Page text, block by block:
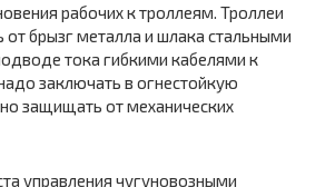
рабочих к троллеям. Троллеи
брызг металла и шлака стальными
тока гибкими кабелями к
заключать в огнестойкую
защищать от механических
управления чугуновозными